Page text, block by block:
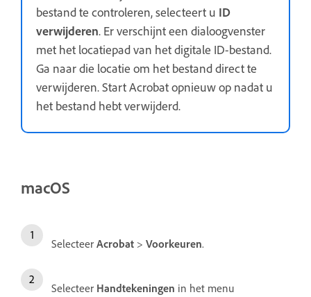
bestand te controleren, selecteert u ID
verwijderen. Er verschijnt een dialoogvenster
met het locatiepad van het digitale ID-bestand.
Ga naar die locatie om het bestand direct te
verwijderen. Start Acrobat opnieuw op nadat u
het bestand hebt verwijderd.
macOS
Selecteer Acrobat > Voorkeuren.
Selecteer Handtekeningen in het menu